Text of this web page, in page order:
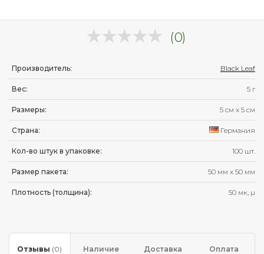
(0)
Производитель: Black Leaf
Вес: 5 г
Размеры: 5 см x 5 см
Страна: Германия
Кол-во штук в упаковке: 100 шт.
Размер пакета: 50 мм х 50 мм
Плотность (толщина): 50 мк, µ
Отзывы (0) Наличие Доставка Оплата